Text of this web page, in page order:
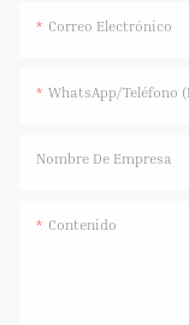
Correo Electrónico
WhatsApp/Teléfono (La
Nombre De Empresa
Contenido